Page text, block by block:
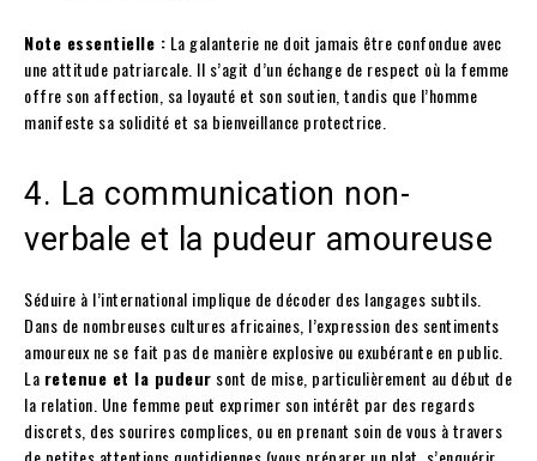
Note essentielle : La galanterie ne doit jamais être confondue avec
une attitude patriarcale. Il s’agit d’un échange de respect où la femme
offre son affection, sa loyauté et son soutien, tandis que l’homme
manifeste sa solidité et sa bienveillance protectrice.
4. La communication non-
verbale et la pudeur amoureuse
Séduire à l’international implique de décoder des langages subtils.
Dans de nombreuses cultures africaines, l’expression des sentiments
amoureux ne se fait pas de manière explosive ou exubérante en public.
La retenue et la pudeur sont de mise, particulièrement au début de
la relation. Une femme peut exprimer son intérêt par des regards
discrets, des sourires complices, ou en prenant soin de vous à travers